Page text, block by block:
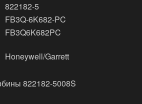
822182-5
FB3Q-6K682-PC
FB3Q6K682PC
Honeywell/Garrett
822182-5008S